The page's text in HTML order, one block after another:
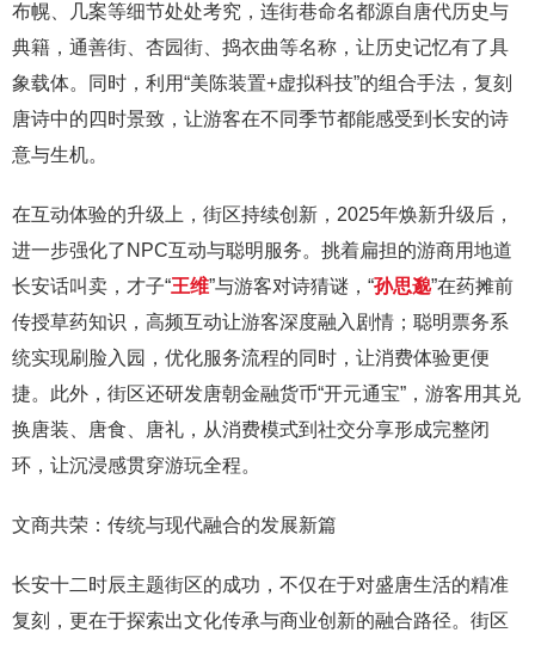
布幌、几案等细节处处考究，连街巷命名都源自唐代历史与
典籍，通善街、杏园街、捣衣曲等名称，让历史记忆有了具
象载体。同时，利用“美陈装置+虚拟科技”的组合手法，复刻
唐诗中的四时景致，让游客在不同季节都能感受到长安的诗
意与生机。
在互动体验的升级上，街区持续创新，2025年焕新升级后，
进一步强化了NPC互动与聪明服务。挑着扁担的游商用地道
长安话叫卖，才子“王维”与游客对诗猜谜，“孙思邈”在药摊前
传授草药知识，高频互动让游客深度融入剧情；聪明票务系
统实现刷脸入园，优化服务流程的同时，让消费体验更便
捷。此外，街区还研发唐朝金融货币“开元通宝”，游客用其兑
换唐装、唐食、唐礼，从消费模式到社交分享形成完整闭
环，让沉浸感贯穿游玩全程。
文商共荣：传统与现代融合的发展新篇
长安十二时辰主题街区的成功，不仅在于对盛唐生活的精准
复刻，更在于探索出文化传承与商业创新的融合路径。街区